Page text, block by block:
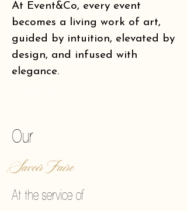
At Event&Co, every event
becomes a living work of art,
guided by intuition, elevated by
design, and infused with
elegance.
Our
Savoir Faire
At the service of